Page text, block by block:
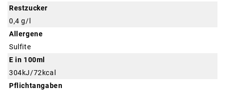
Restzucker
0,4 g/l
Allergene
Sulfite
E in 100ml
304kJ/72kcal
Pflichtangaben